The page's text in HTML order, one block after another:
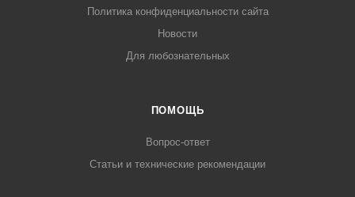
Политика конфиденциальности сайта
Новости
Для любознательных
ПОМОЩЬ
Вопрос-ответ
Статьи и технические рекомендации